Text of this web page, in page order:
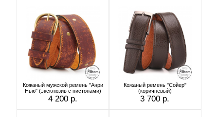
Кожаный мужской ремень "Анри
Нью" (эксклюзив с пистонами)
4 200 р.
Кожаный ремень "Сойер"
(коричневый)
3 700 р.